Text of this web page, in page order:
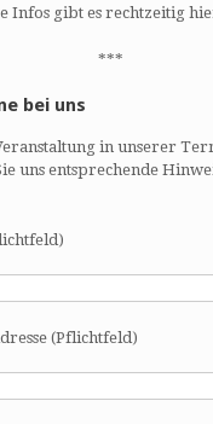
Infos gibt es rechtzeitig
***
bei uns
in unserer
uns entsprechende
(Pflichtfeld)